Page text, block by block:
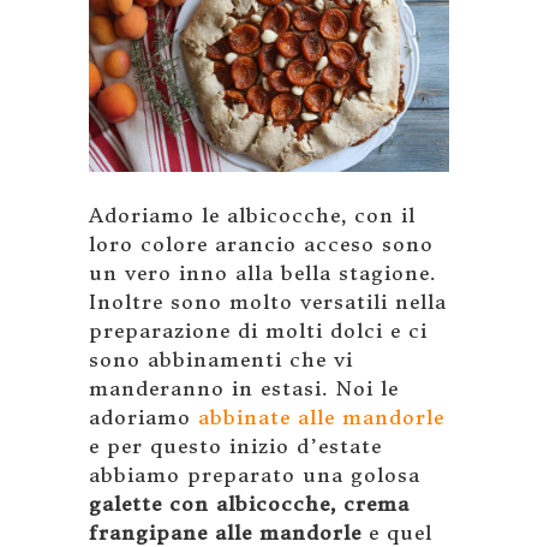
Adoriamo le albicocche, con il
loro colore arancio acceso sono
un vero inno alla bella stagione.
Inoltre sono molto versatili nella
preparazione di molti dolci e ci
sono abbinamenti che vi
manderanno in estasi. Noi le
adoriamo abbinate alle mandorle
e per questo inizio d’estate
abbiamo preparato una golosa
galette con albicocche, crema
frangipane alle mandorle e quel